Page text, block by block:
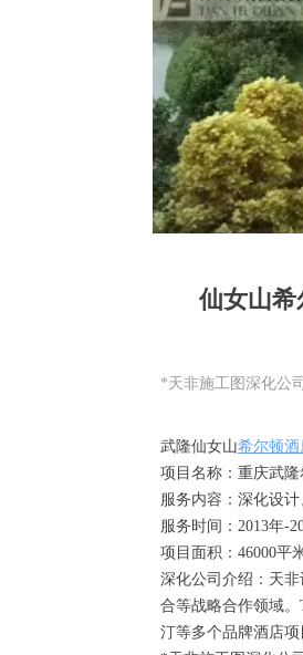
仙女山希
*天非施工图深化公
武隆仙女山希尔顿
项目名称：重庆武
服务内容：深化设
服务时间：2013年-
项目面积：46000平
深化公司介绍：天
合等战略合作领域。
汀等多个品牌酒店项